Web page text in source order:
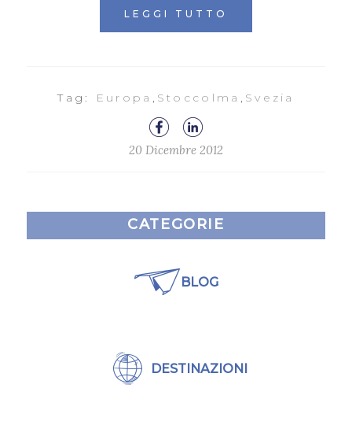
LEGGI TUTTO
Tag: Europa , Stoccolma , Svezia
20 Dicembre 2012
CATEGORIE
BLOG
DESTINAZIONI